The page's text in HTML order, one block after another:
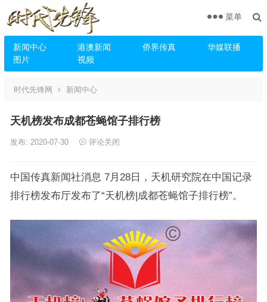
新闻中心 港澳新闻 侨界传真
华媒联播
图片
视频
菜单
时代先锋网 新闻中心
天机榜发布成都苍蝇馆子排行榜
发布: 2020-07-30 评论关闭
中国传真新闻社消息 7月28日，天机研究院在中国记录
排行榜发布厅发布了“天机榜|成都苍蝇馆子排行榜”。